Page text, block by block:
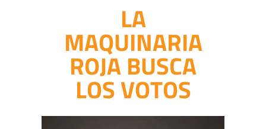
LA
MAQUINARIA
ROJA BUSCA
LOS VOTOS